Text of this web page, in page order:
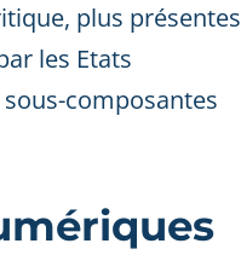
plus présentes
les Etats
composantes